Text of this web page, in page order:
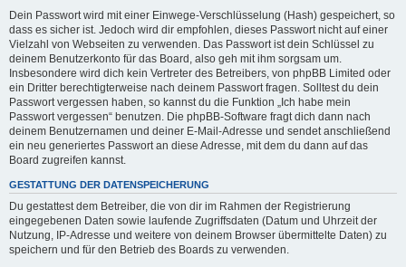
Dein Passwort wird mit einer Einwege-Verschlüsselung (Hash) gespeichert, so
dass es sicher ist. Jedoch wird dir empfohlen, dieses Passwort nicht auf einer
Vielzahl von Webseiten zu verwenden. Das Passwort ist dein Schlüssel zu
deinem Benutzerkonto für das Board, also geh mit ihm sorgsam um.
Insbesondere wird dich kein Vertreter des Betreibers, von phpBB Limited oder
ein Dritter berechtigterweise nach deinem Passwort fragen. Solltest du dein
Passwort vergessen haben, so kannst du die Funktion „Ich habe mein
Passwort vergessen“ benutzen. Die phpBB-Software fragt dich dann nach
deinem Benutzernamen und deiner E-Mail-Adresse und sendet anschließend
ein neu generiertes Passwort an diese Adresse, mit dem du dann auf das
Board zugreifen kannst.
GESTATTUNG DER DATENSPEICHERUNG
Du gestattest dem Betreiber, die von dir im Rahmen der Registrierung
eingegebenen Daten sowie laufende Zugriffsdaten (Datum und Uhrzeit der
Nutzung, IP-Adresse und weitere von deinem Browser übermittelte Daten) zu
speichern und für den Betrieb des Boards zu verwenden.